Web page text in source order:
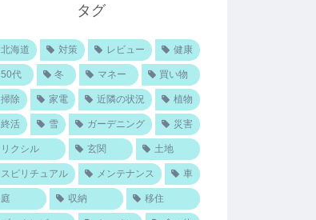
タグ
北海道 対策 レビュー 健康
50代 冬 マネー 買い物
掃除 家電 近隣の状況 植物
終活 雪 ガーデニング 災害
リクシル 玄関 土地
スピリチュアル メンテナンス 車
庭 収納 移住